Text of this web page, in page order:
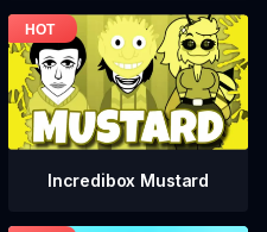
Incredibox Mustard